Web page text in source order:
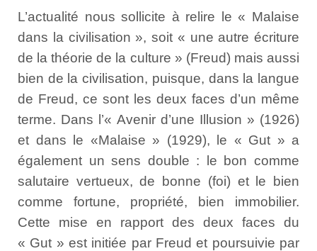
L’actualité nous sollicite à relire le « Malaise
dans la civilisation », soit « une autre écriture
de la théorie de la culture » (Freud) mais aussi
bien de la civilisation, puisque, dans la langue
de Freud, ce sont les deux faces d’un même
terme. Dans l’« Avenir d’une Illusion » (1926)
et dans le «Malaise » (1929), le « Gut » a
également un sens double : le bon comme
salutaire vertueux, de bonne (foi) et le bien
comme fortune, propriété, bien immobilier.
Cette mise en rapport des deux faces du
« Gut » est initiée par Freud et poursuivie par